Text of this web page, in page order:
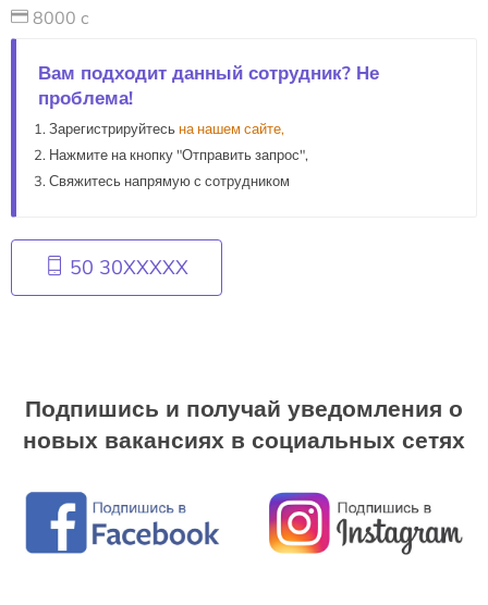
8000 c
Вам подходит данный сотрудник? Не
проблема!
Зарегистрируйтесьна нашем сайте,
Нажмите на кнопку "Отправить запрос",
Свяжитесь напрямую с сотрудником
50 30XXXXX
Подпишись и получай уведомления о
новых вакансиях в социальных сетях